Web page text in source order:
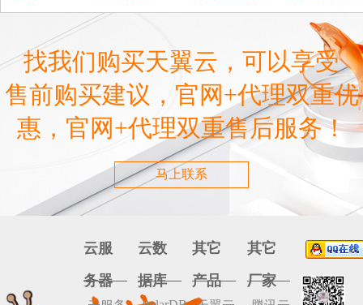
用
优势
找我们购买天翼云，可以享受
售前购买建议，官网+代理双重优
惠，官网+代理双重售后服务！
马上联系
云服
务器
云数
据库
其它
产品
其它
厂家